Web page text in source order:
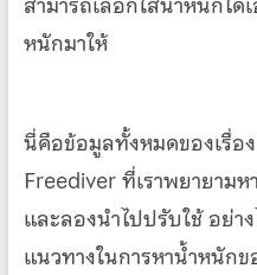
หนักมาให้
นี่คือข้อมูลทั้งหมดของเรื่อ
Freediver ที่เราพยายาม
และลองนำไปปรับใช้ อย่า
แนวทางในการหาน้ำหนัก